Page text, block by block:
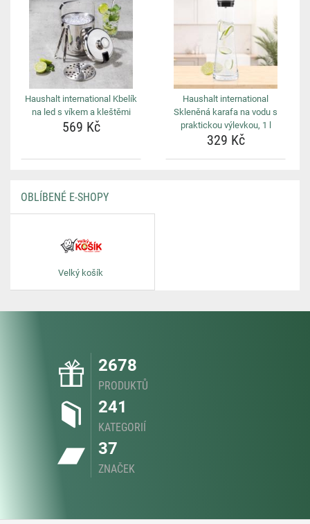
Haushalt international Kbelík
na led s víkem a kleštěmi
569 Kč
Haushalt international
Skleněná karafa na vodu s
praktickou výlevkou, 1 l
329 Kč
OBLÍBENÉ E-SHOPY
Velký košík
2678
PRODUKTŮ
241
KATEGORIÍ
37
ZNAČEK